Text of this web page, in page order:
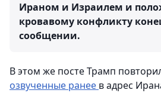
Ираном и Израилем и
кровавому конфликту
сообщении.
В этом же посте Трамп
озвученные ранее в адрес